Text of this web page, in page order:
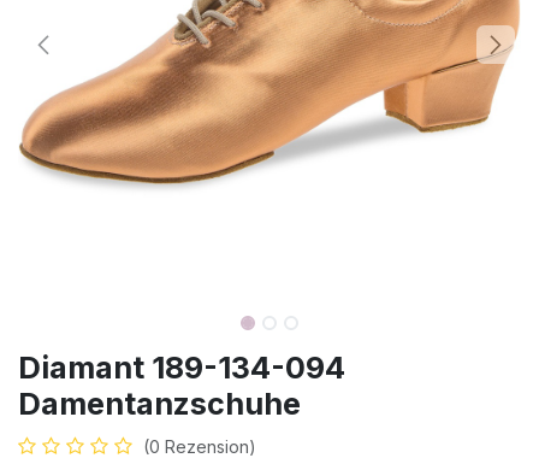
Diamant 189-134-094
Damentanzschuhe
(0 Rezension)